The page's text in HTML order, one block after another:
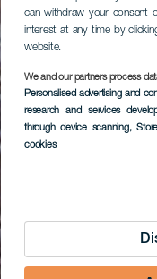
can withdraw your consent
interest at any time by
website.
We and our partners process
Personalised advertising and
research and services
through device scanning,
cookies